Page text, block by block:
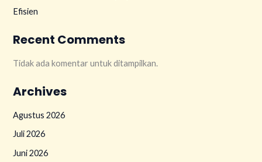
Efisien
Recent Comments
Tidak ada komentar untuk ditampilkan.
Archives
Agustus 2026
Juli 2026
Juni 2026